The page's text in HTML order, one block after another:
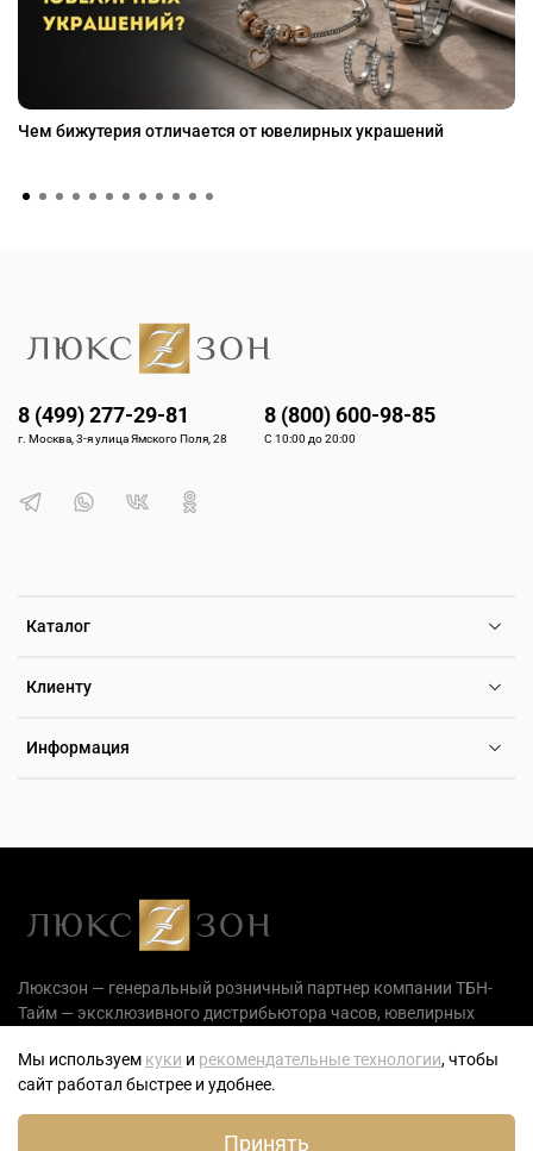
Чем бижутерия отличается от ювелирных украшений
Каталог
Клиенту
Информация
8 (499) 277-29-81
г. Москва, 3-я улица Ямского Поля, 28
8 (800) 600-98-85
С 10:00 до 20:00
Люксзон — генеральный розничный партнер компании ТБН-
Тайм — эксклюзивного дистрибьютора часов, ювелирных
Мы используем куки и рекомендательные технологии, чтобы
сайт работал быстрее и удобнее.
Принять